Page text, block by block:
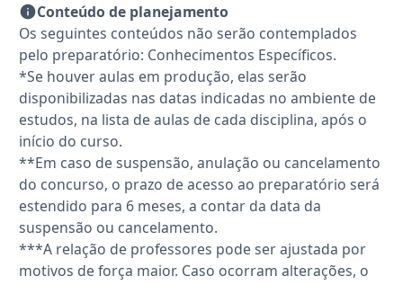
Conteúdo de planejamento
Os seguintes conteúdos não serão contemplados
pelo preparatório: Conhecimentos Específicos.
*Se houver aulas em produção, elas serão
disponibilizadas nas datas indicadas no ambiente de
estudos, na lista de aulas de cada disciplina, após o
início do curso.
**Em caso de suspensão, anulação ou cancelamento
do concurso, o prazo de acesso ao preparatório será
estendido para 6 meses, a contar da data da
suspensão ou cancelamento.
***A relação de professores pode ser ajustada por
motivos de força maior. Caso ocorram alterações, o